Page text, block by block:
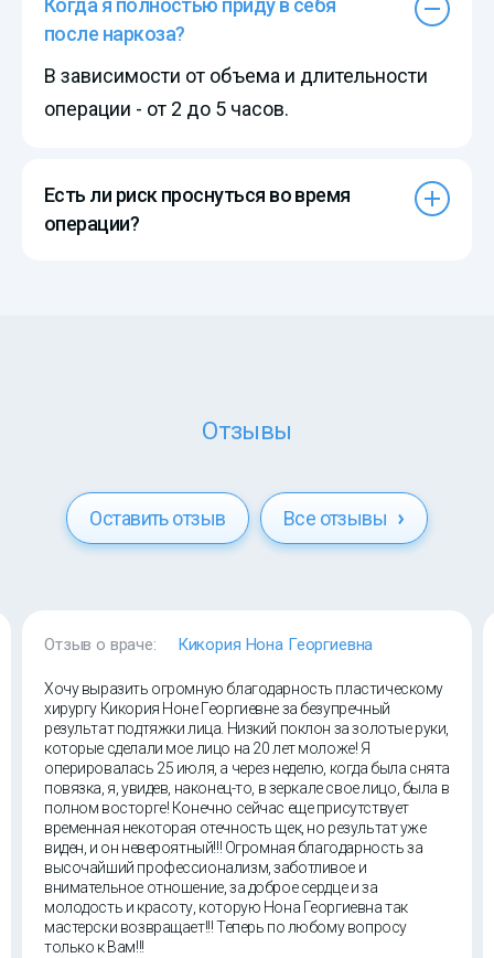
Когда я полностью приду в себя
после наркоза?
В зависимости от объема и длительности
операции - от 2 до 5 часов.
Есть ли риск проснуться во время
операции?
Отзывы
Оставить отзыв Все отзывы
Отзыв о враче: Кикория Нона Георгиевна
Хочу выразить огромную благодарность пластическому
хирургу Кикория Ноне Георгиевне за безупречный
результат подтяжки лица. Низкий поклон за золотые руки,
которые сделали мое лицо на 20 лет моложе! Я
оперировалась 25 июля, а через неделю, когда была снята
повязка, я, увидев, наконец-то, в зеркале свое лицо, была в
полном восторге! Конечно сейчас еще присутствует
временная некоторая отечность щек, но результат уже
виден, и он невероятный!!! Огромная благодарность за
высочайший профессионализм, заботливое и
внимательное отношение, за доброе сердце и за
молодость и красоту, которую Нона Георгиевна так
мастерски возвращает!!! Теперь по любому вопросу
только к Вам!!!